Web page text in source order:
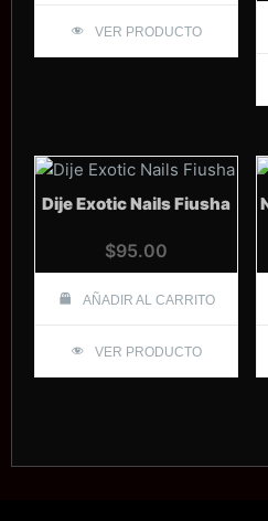
VER PRODUCTO
Dije Exotic Nails Fiusha
$95.00
AÑADIR AL CARRITO
VER PRODUCTO